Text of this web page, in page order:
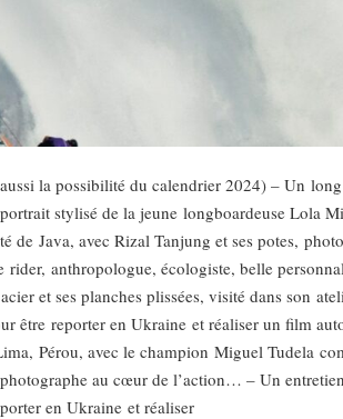
la possibilité du calendrier 2024) – Un
stylisé de la jeune longboardeuse Lola
de Java, avec Rizal Tanjung et ses potes,
anthropologue, écologiste, belle
et ses planches plissées, visité dans son
être reporter en Ukraine et réaliser un film
Pérou, avec le champion Miguel Tudela
au cœur de l’action… – Un entretien
en Ukraine et réaliser